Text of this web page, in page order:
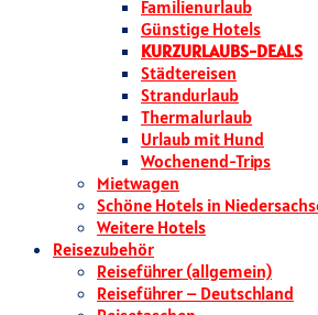
Familienurlaub
Günstige Hotels
KURZURLAUBS-DEALS
Städtereisen
Strandurlaub
Thermalurlaub
Urlaub mit Hund
Wochenend-Trips
Mietwagen
Schöne Hotels in
Weitere Hotels
Reisezubehör
Reiseführer (allgemein)
Reiseführer – Deutschland